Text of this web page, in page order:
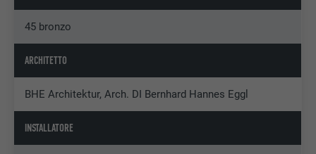
45 bronzo
ARCHITETTO
BHE Architektur, Arch. DI Bernhard Hannes Eggl
INSTALLATORE